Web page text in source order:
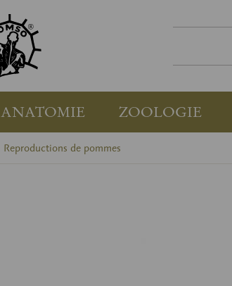
ANATOMIE ZOOLOGIE
Reproductions de pommes